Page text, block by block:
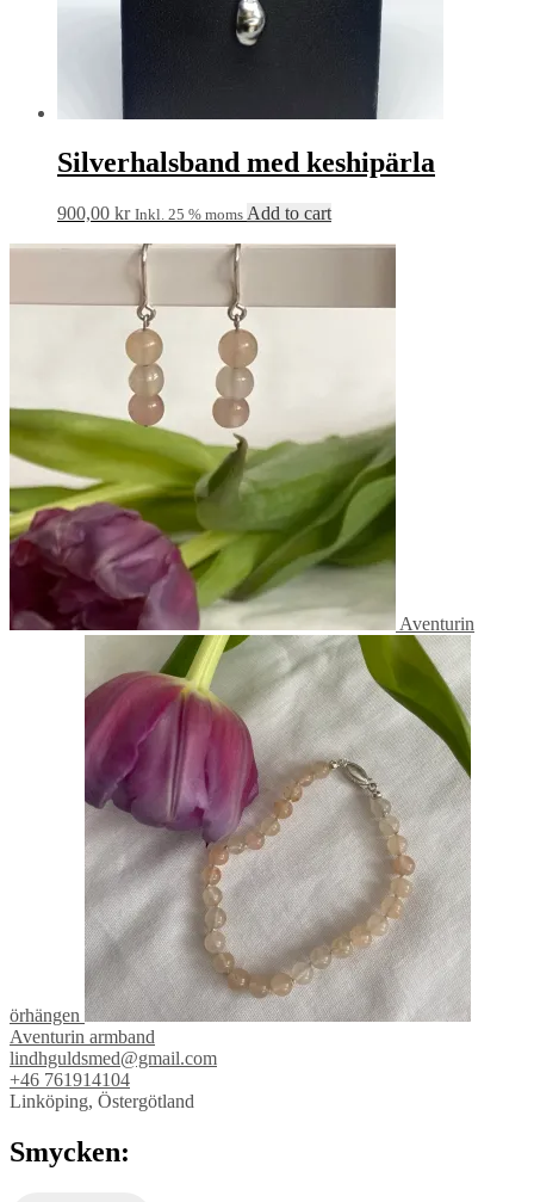
Silverhalsband med keshipärla
900,00 kr Inkl. 25 % moms Add to cart
Aventurin
örhängen
Aventurin armband
lindhguldsmed@gmail.com
+46 761914104
Linköping, Östergötland
Smycken: